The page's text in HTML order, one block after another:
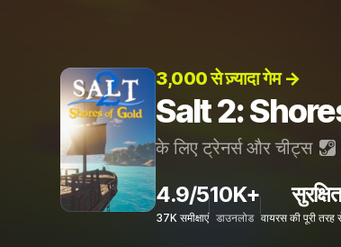
3,000 से ज़्यादा गेम →
Salt 2:
के लिए ट्रेनर्स और चीट्स
4.9/5
37K समीक्षाएं
10K+
डाउनलोड
सुरक्षित
वायरस की पूरी तरह